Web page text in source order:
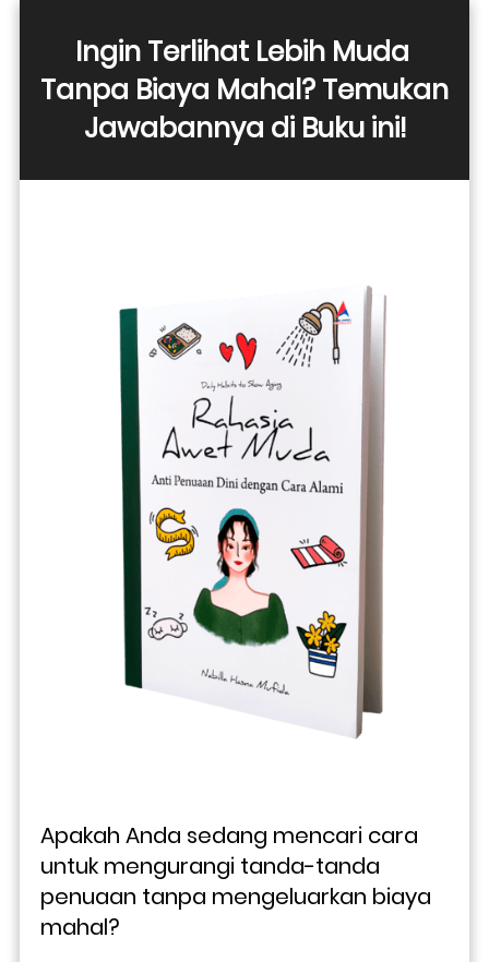
Ingin Terlihat Lebih Muda
Tanpa Biaya Mahal? Temukan
Jawabannya di Buku ini!
Apakah Anda sedang mencari cara
untuk mengurangi tanda-tanda
penuaan tanpa mengeluarkan biaya
mahal?